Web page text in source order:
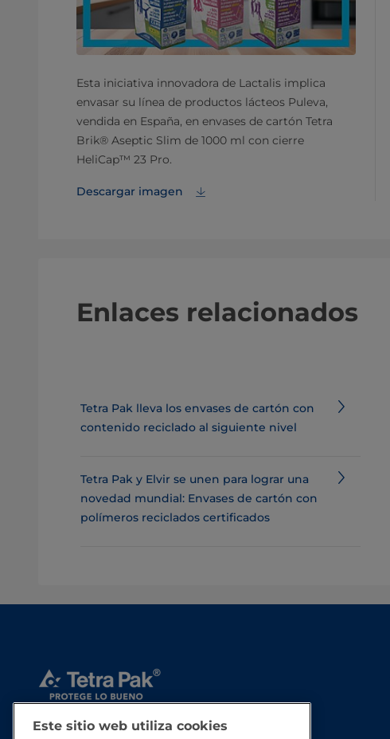
Esta iniciativa innovadora de Lactalis implica
envasar su línea de productos lácteos Puleva,
vendida en España, en envases de cartón Tetra
Brik® Aseptic Slim de 1000 ml con cierre
HeliCap™ 23 Pro.
Descargar imagen
Enlaces relacionados
Tetra Pak lleva los envases de cartón con
contenido reciclado al siguiente nivel
Tetra Pak y Elvir se unen para lograr una
novedad mundial: Envases de cartón con
polímeros reciclados certificados
Este sitio web utiliza cookies